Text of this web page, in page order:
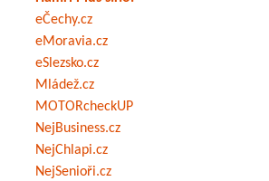
eČechy.cz
eMoravia.cz
eSlezsko.cz
Mládež.cz
MOTORcheckUP
NejBusiness.cz
NejChlapi.cz
NejSenioři.cz